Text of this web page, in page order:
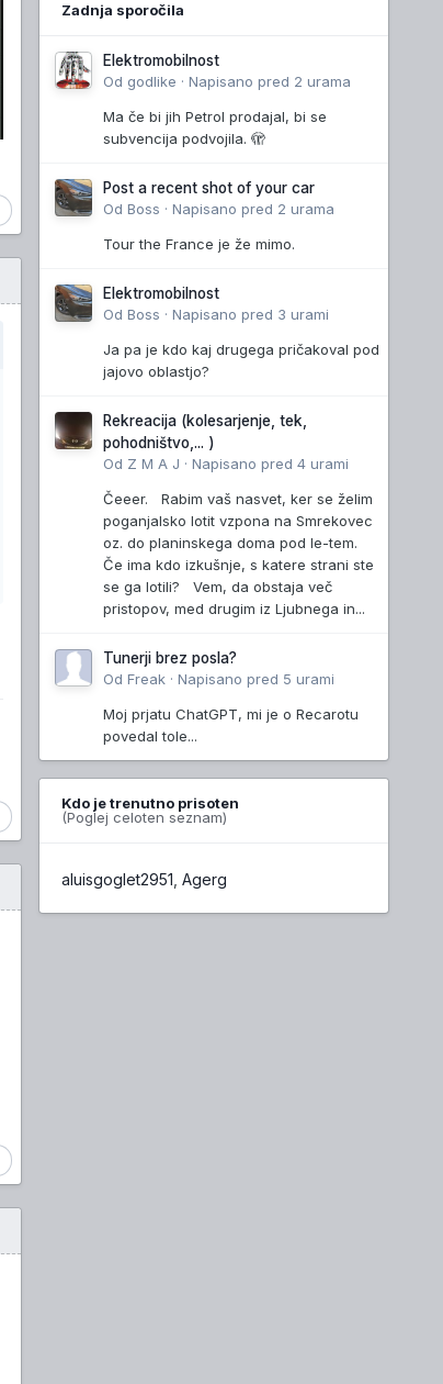
Zadnja sporočila
Elektromobilnost
Od godlike ·Napisanopred 2 urama
Ma če bi jih Petrol prodajal, bi se
subvencija podvojila. 🫣
Post a recent shot of your car
OdBoss ·Napisanopred 2 urama
Tour the France je že mimo.
Elektromobilnost
OdBoss ·Napisanopred 3 urami
Ja pa je kdo kaj drugega pričakoval pod
jajovo oblastjo?
Rekreacija (kolesarjenje, tek,
pohodništvo,... )
Od Z M A J ·Napisanopred 4 urami
Čeeer. Rabim vaš nasvet, ker se želim
poganjalsko lotit vzpona na Smrekovec
oz. do planinskega doma pod le-tem.
Če ima kdo izkušnje, s katere strani ste
se ga lotili? Vem, da obstaja več
pristopov, med drugim iz Ljubnega in...
Tunerji brez posla?
OdFreak ·Napisanopred 5 urami
Moj prjatu ChatGPT, mi je o Recarotu
povedal tole...
Kdo je trenutno prisoten
(Poglej celoten seznam)
aluisgoglet2951 Agerg